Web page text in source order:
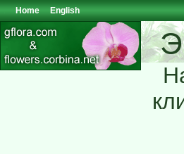
Home English